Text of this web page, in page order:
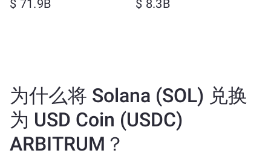
$ 71.9B $ 8.3B
为什么将 Solana (SOL) 兑换
为 USD Coin (USDC)
ARBITRUM？